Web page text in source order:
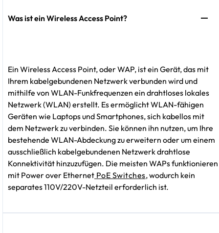
Was ist ein Wireless Access Point?
Ein Wireless Access Point, oder WAP, ist ein Gerät, das mit
Ihrem kabelgebundenen Netzwerk verbunden wird und
mithilfe von WLAN-Funkfrequenzen ein drahtloses lokales
Netzwerk (WLAN) erstellt. Es ermöglicht WLAN-fähigen
Geräten wie Laptops und Smartphones, sich kabellos mit
dem Netzwerk zu verbinden. Sie können ihn nutzen, um Ihre
bestehende WLAN-Abdeckung zu erweitern oder um einem
ausschließlich kabelgebundenen Netzwerk drahtlose
Konnektivität hinzuzufügen. Die meisten WAPs funktionieren
mit Power over Ethernet PoE Switches, wodurch kein
separates 110V/220V-Netzteil erforderlich ist.